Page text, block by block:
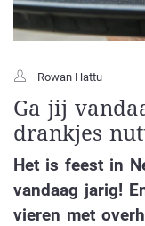
Rowan Hattu
Ga jij
drankjes
Het is feest in
vandaag jarig!
vieren met